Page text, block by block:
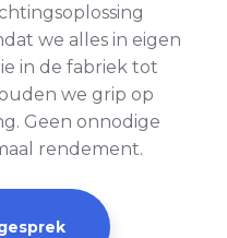
we alles in eigen
in de fabriek tot
we grip op
Geen onnodige
rendement.